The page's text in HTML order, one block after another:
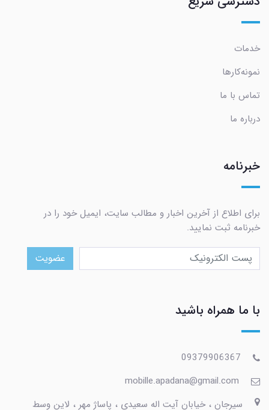
خدمات
نمونه‌کارها
تماس با ما
درباره ما
خبرنامه
برای اطلاع از آخرین اخبار و مطالب سایت، ایمیل خود را در
خبرنامه ثبت نمایید.
عضویت
با ما همراه باشید
09379906367
mobille.apadana@gmail.com
سیرجان ، خیابان آیت اله سعیدی ، پاساژ مهر ، لاین وسط